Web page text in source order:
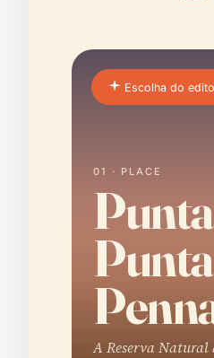
Escolha do
01 · PLACE
A Reserva